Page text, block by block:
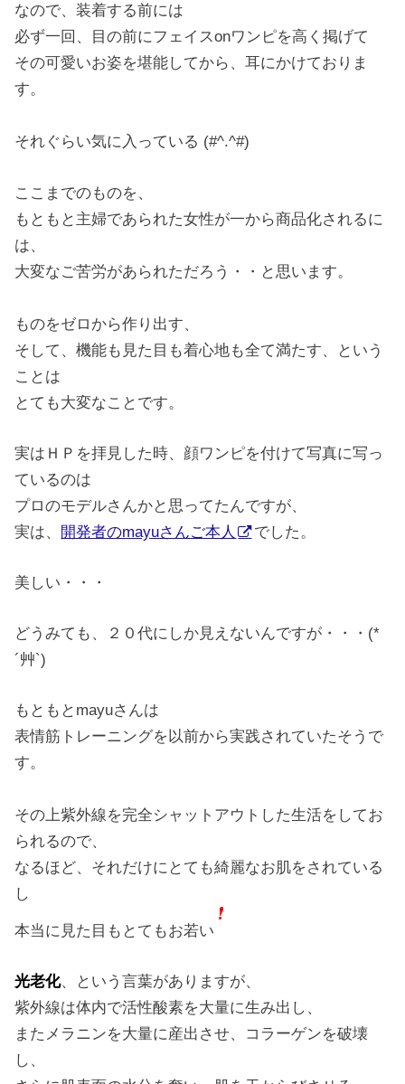
なので、装着する前には
必ず一回、目の前にフェイスonワンピを高く掲げて
その可愛いお姿を堪能してから、耳にかけておりま
す。
それぐらい気に入っている (#^.^#)
ここまでのものを、
もともと主婦であられた女性が一から商品化されるに
は、
大変なご苦労があられただろう・・と思います。
ものをゼロから作り出す、
そして、機能も見た目も着心地も全て満たす、という
ことは
とても大変なことです。
実はＨＰを拝見した時、顔ワンピを付けて写真に写っ
ているのは
プロのモデルさんかと思ってたんですが、
実は、 開発者のmayuさんご本人 でした。
美しい・・・
どうみても、２０代にしか見えないんですが・・・(*
´艸`)
もともとmayuさんは
表情筋トレーニングを以前から実践されていたそうで
す。
その上紫外線を完全シャットアウトした生活をしてお
られるので、
なるほど、それだけにとても綺麗なお肌をされている
し
本当に見た目もとてもお若い
光老化、という言葉がありますが、
紫外線は体内で活性酸素を大量に生み出し、
またメラニンを大量に産出させ、コラーゲンを破壊
し、